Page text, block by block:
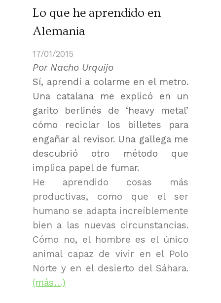
Lo que he aprendido en
Alemania
17/01/2015
Por Nacho Urquijo
Sí, aprendí a colarme en el metro.
Una catalana me explicó en un
garito berlinés de ‘heavy metal’
cómo reciclar los billetes para
engañar al revisor. Una gallega me
descubrió otro método que
implica papel de fumar.
He aprendido cosas más
productivas, como que el ser
humano se adapta increíblemente
bien a las nuevas circunstancias.
Cómo no, el hombre es el único
animal capaz de vivir en el Polo
Norte y en el desierto del Sáhara.
(más…)